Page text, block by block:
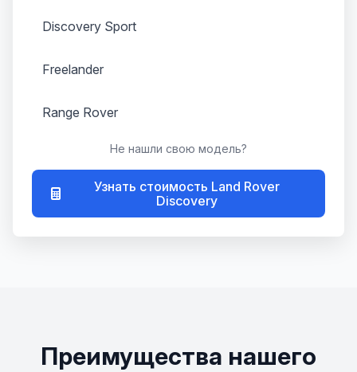
Discovery Sport
Freelander
Range Rover
Range Rover Evoque
Range Rover Sport
Range Rover Velar
Не нашли свою модель?
Узнать стоимость Land Rover
Discovery
Преимущества нашего